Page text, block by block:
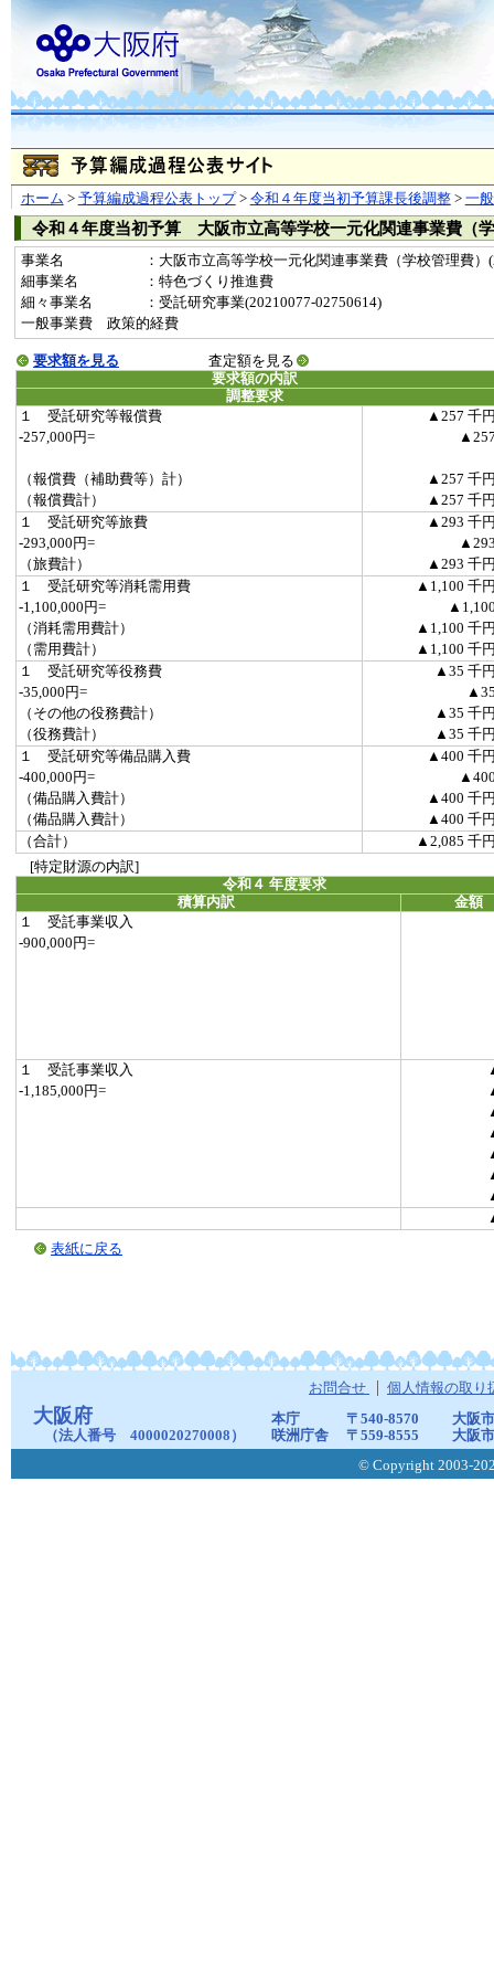
ホーム > 予算編成過程公表トップ> 令和４年度当初予算課長後調整> 一
令和４年度当初予算 大阪市立高等学校一元化関連事業費（
事業名
：大阪市立高等学校一元化関連事業費（学校管理費）
細事業名
：特色づくり推進費
細々事業名
：受託研究事業(20210077-02750614)
一般事業費 政策的経費
要求額を見る
査定額を見る
要求額の内訳
調整要求
１ 受託研究等報償費
▲257 千
-257,000円=
（報償費（補助費等）計）
▲257 千
（報償費計）
▲257 千
１ 受託研究等旅費
▲293 千
-293,000円=
（旅費計）
▲293 千
１ 受託研究等消耗需用費
▲1,100 千
-1,100,000円=
（消耗需用費計）
▲1,100 千
（需用費計）
▲1,100 千
１ 受託研究等役務費
▲35 千
-35,000円=
（その他の役務費計）
▲35 千
（役務費計）
▲35 千
１ 受託研究等備品購入費
▲400 千
-400,000円=
（備品購入費計）
▲400 千
（備品購入費計）
▲400 千
（合計）
▲2,085 千
[特定財源の内訳]
令和４ 年度要求
積算内訳
金額
１ 受託事業収入
-900,000円=
１ 受託事業収入
-1,185,000円=
表紙に戻る
お問合せ 個人情報の取り
大阪府
（法人番号 4000020270008）
本庁 〒540-8570
大阪
咲洲庁舎
〒559-8555
大阪
© Copyright 2003-